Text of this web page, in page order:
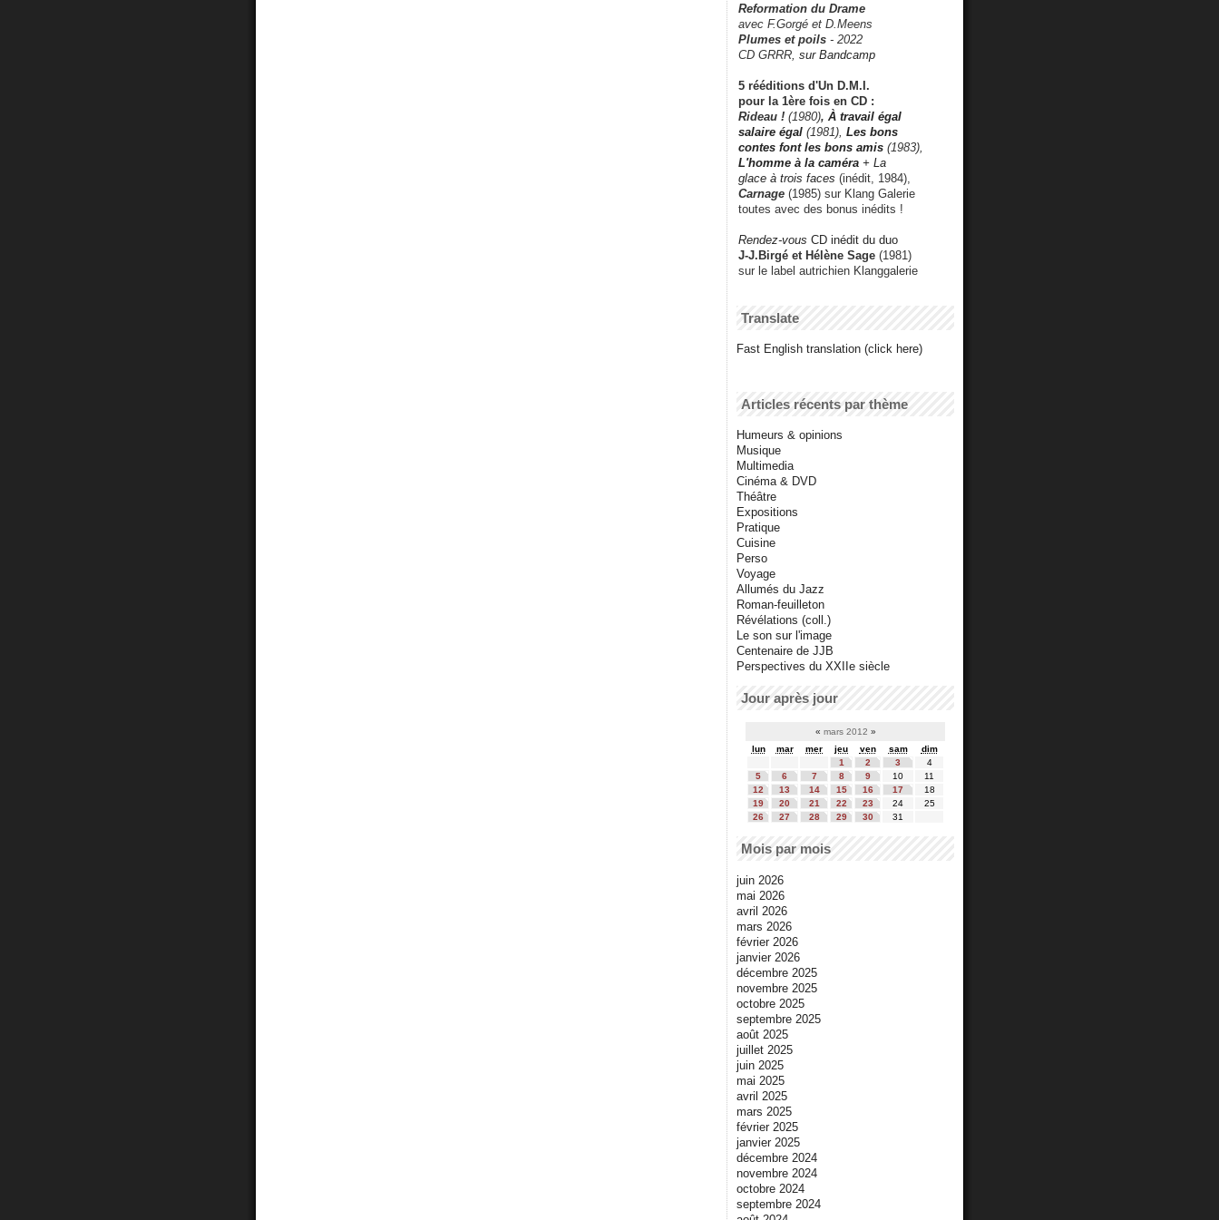
Reformation du Drame
avec F.Gorgé et D.Meens
Plumes et poils - 2022
CD GRRR, sur Bandcamp
5 rééditions d'Un D.M.I.
pour la 1ère fois en CD :
Rideau ! (1980), À travail égal
salaire égal (1981), Les bons
contes font les bons amis (1983),
L'homme à la caméra + La
glace à trois faces (inédit, 1984),
Carnage (1985) sur Klang Galerie
toutes avec des bonus inédits !
Rendez-vous CD inédit du duo
J-J.Birgé et Hélène Sage (1981)
sur le label autrichien Klanggalerie
Translate
Fast English translation (click here)
Articles récents par thème
Humeurs & opinions
Musique
Multimedia
Cinéma & DVD
Théâtre
Expositions
Pratique
Cuisine
Perso
Voyage
Allumés du Jazz
Roman-feuilleton
Révélations (coll.)
Le son sur l'image
Centenaire de JJB
Perspectives du XXIIe siècle
Jour après jour
« mars 2012 »
lun
mar mer jeu ven sam
dim
1
2 3
4
5
6 7 8 9 10
11
12
13 14 15 16 17
18
19
20 21 22 23 24
25
26
27 28 29 30 31
Mois par mois
juin 2026
mai 2026
avril 2026
mars 2026
février 2026
janvier 2026
décembre 2025
novembre 2025
octobre 2025
septembre 2025
août 2025
juillet 2025
juin 2025
mai 2025
avril 2025
mars 2025
février 2025
janvier 2025
décembre 2024
novembre 2024
octobre 2024
septembre 2024